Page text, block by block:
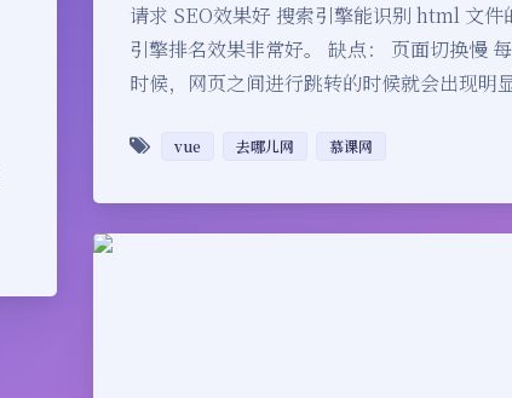
请求 SEO效果好 搜索引擎能识别 html 文
引擎排名效果非常好。 缺点： 页面切换慢
时候，网页之间进行跳转的时候就会出现明
vue 去哪儿网 慕课网